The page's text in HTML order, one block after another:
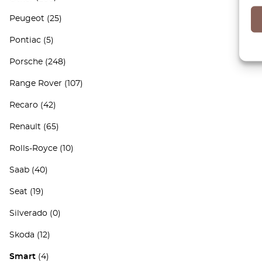
Peugeot (25)
Pontiac (5)
Porsche (248)
Range Rover (107)
Recaro (42)
Renault (65)
Rolls-Royce (10)
Saab (40)
Seat (19)
Silverado (0)
Skoda (12)
Smart (4)